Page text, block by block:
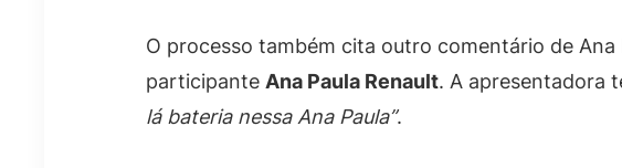
O processo também cita outro comentário de Ana
participante Ana Paula Renault. A apresentadora
lá bateria nessa Ana Paula”.